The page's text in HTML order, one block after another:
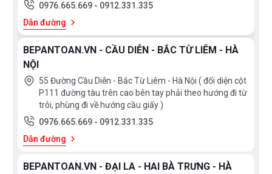
0976.665.669 - 0912.331.335
Dẫn đường
BEPANTOAN.VN - CẦU DIỄN - BẮC TỪ LIÊM - HÀ
NỘI
55 Đường Cầu Diễn - Bắc Từ Liêm - Hà Nội ( đối diện cột
P111 đường tàu trên cao bên tay phải theo hướng đi từ
trôi, phùng đi về hướng cầu giấy )
0976.665.669 - 0912.331.335
Dẫn đường
BEPANTOAN.VN - ĐẠI LA - HAI BÀ TRƯNG - HÀ